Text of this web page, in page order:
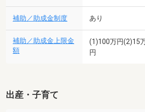
補助／助成金制度 あり
補助／助成金上限金
額
(1)100万円(2)15
円
出産・子育て